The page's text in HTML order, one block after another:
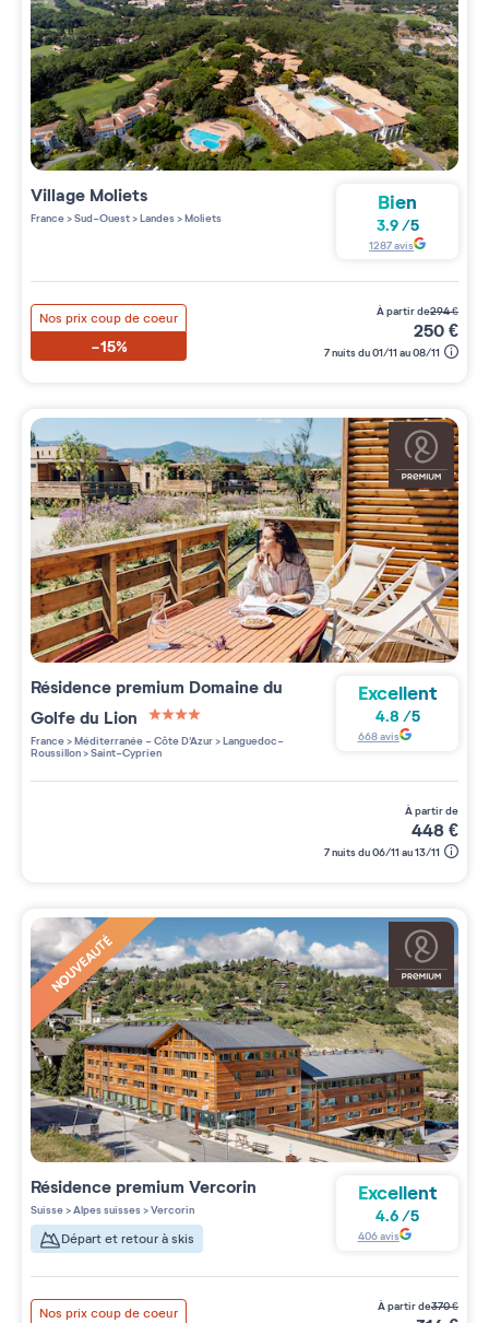
Village Moliets
France>Sud-Ouest>Landes>Moliets
Bien
3.9/5
1287avis
Nos prix coup de coeur
-15%
à partir de294€
250€
7 nuits du 01/11 au 08/11
Résidence premium Domaine du
Golfe du Lion
4 étoiles sur 5
France>Méditerranée - Côte D'Azur>Languedoc-
Roussillon>Saint-Cyprien
Excellent
4.8 /5
668avis
à partir de
448€
7 nuits du 06/11 au 13/11
NOUVEAUTÉ
Résidence premium Vercorin
Suisse>Alpes suisses>Vercorin
Départ et retour à skis
Excellent
4.6/5
406avis
Nos prix coup de coeur à partir de370€